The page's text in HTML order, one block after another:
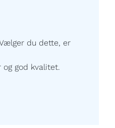
du dette, er
god kvalitet.